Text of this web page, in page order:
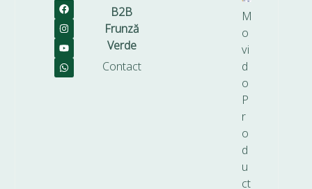
B2B
Frunză
Verde
Contact
M
o
vi
d
o
P
r
o
d
u
ct